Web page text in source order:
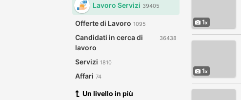
Lavoro Servizi 39405
Offerte di Lavoro 1095
Candidati in cerca di
lavoro
36438
Servizi 1810
Affari 74
Un livello in più
1
1